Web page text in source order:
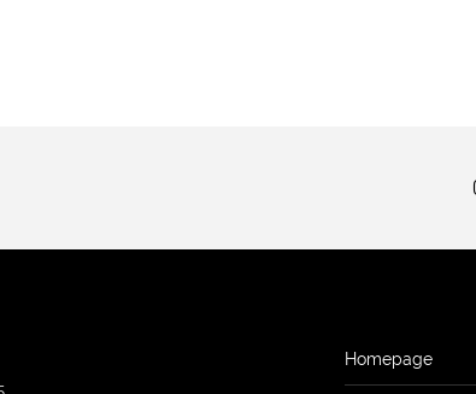
Homepage